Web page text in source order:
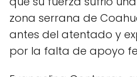
zona serrana de
antes del atentado y
por la falta de apoyo